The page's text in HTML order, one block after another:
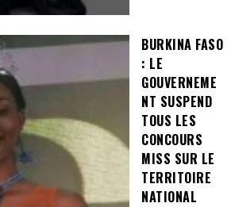
BURKINA FASO
: LE
GOUVERNEME
NT SUSPEND
TOUS LES
CONCOURS
MISS SUR LE
TERRITOIRE
NATIONAL